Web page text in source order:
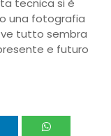
tecnica si è
una fotografia
tutto sembra
e futuro